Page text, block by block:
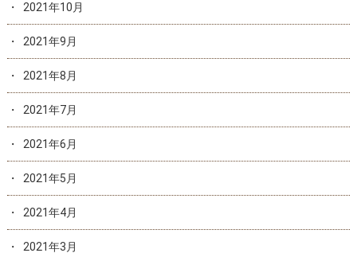
2021年10月
2021年9月
2021年8月
2021年7月
2021年6月
2021年5月
2021年4月
2021年3月